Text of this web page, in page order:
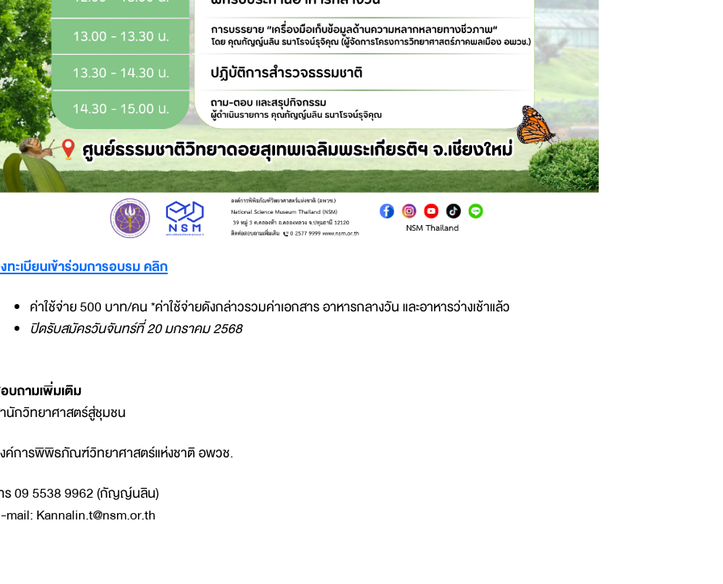
ทะเบียนเข้าร่วมการอบรม คลิก
ค่าใช้จ่าย 500 บาท/คน *ค่าใช้จ่ายดังกล่าวรวมค่าเอกสาร อาหารกลางวัน และอาหารว่างเช้าแล้ว
ปิดรับสมัครวันจันทร์ที่ 20 มกราคม 2568
บถามเพิ่มเติม
นักวิทยาศาสตร์สู่ชุมชน
ค์การพิพิธภัณฑ์วิทยาศาสตร์แห่งชาติ อพวช.
ร 09 5538 9962 (กัญญ์นลิน)
mail: Kannalin.t@nsm.or.th